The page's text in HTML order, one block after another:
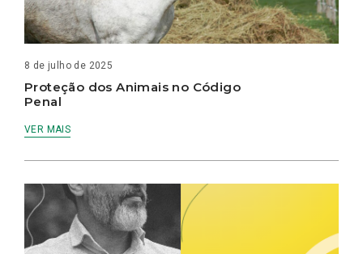
8 de julho de 2025
Proteção dos Animais no Código
Penal
VER MAIS